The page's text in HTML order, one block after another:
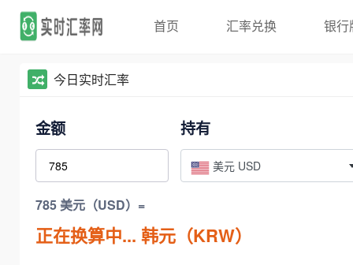
首页 汇率兑换 银行
今日实时汇率
金额 持有
美元 USD
785 美元（USD）=
正在换算中... 韩元（KRW）